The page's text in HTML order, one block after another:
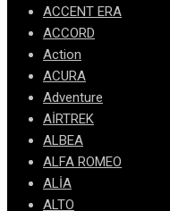
ACCENT ERA
ACCORD
Action
ACURA
Adventure
AİRTREK
ALBEA
ALFA ROMEO
ALİA
ALTO